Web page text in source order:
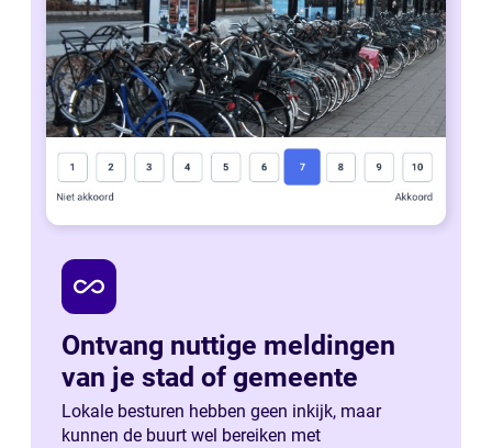
all_inclusive
Ontvang nuttige meldingen
van je stad of gemeente
Lokale besturen hebben geen inkijk, maar
kunnen de buurt wel bereiken met